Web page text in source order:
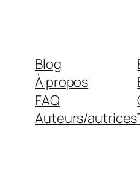
Blog
À propos
FAQ
Auteurs/autrices